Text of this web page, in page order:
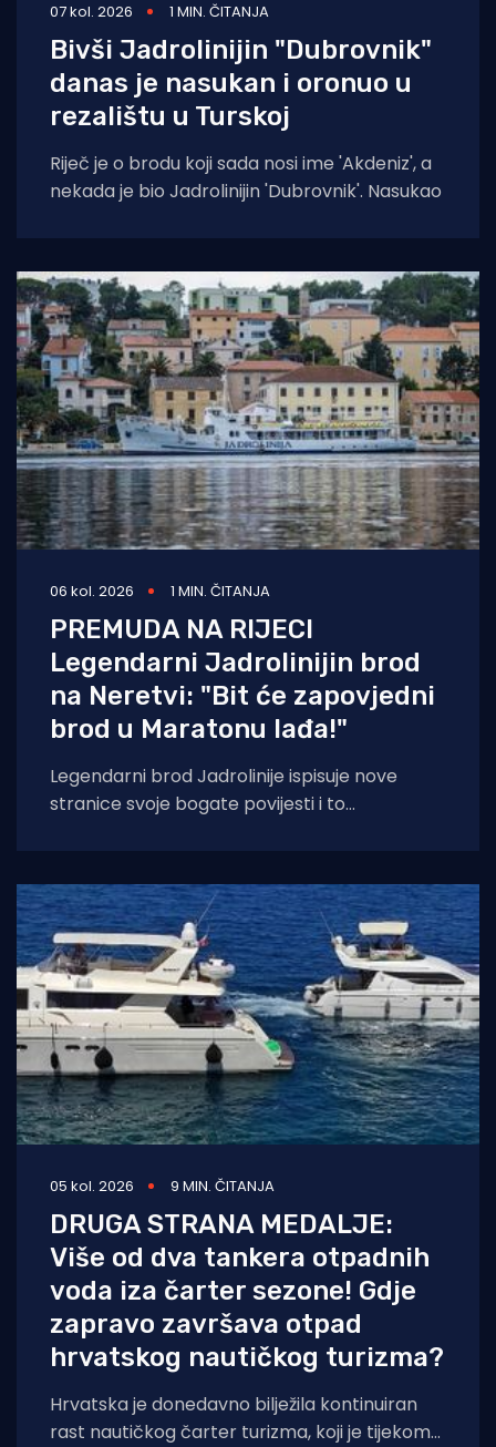
07 kol. 2026 1 MIN. ČITANJA
Bivši Jadrolinijin "Dubrovnik"
danas je nasukan i oronuo u
rezalištu u Turskoj
Riječ je o brodu koji sada nosi ime 'Akdeniz', a
nekada je bio Jadrolinijin 'Dubrovnik'. Nasukao
06 kol. 2026 1 MIN. ČITANJA
PREMUDA NA RIJECI
Legendarni Jadrolinijin brod
na Neretvi: "Bit će zapovjedni
brod u Maratonu lađa!"
Legendarni brod Jadrolinije ispisuje nove
stranice svoje bogate povijesti i to
05 kol. 2026 9 MIN. ČITANJA
DRUGA STRANA MEDALJE:
Više od dva tankera otpadnih
voda iza čarter sezone! Gdje
zapravo završava otpad
hrvatskog nautičkog turizma?
Hrvatska je donedavno bilježila kontinuiran
rast nautičkog čarter turizma, koji je tijekom